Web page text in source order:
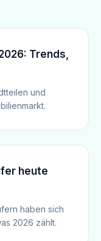
Trends,
und
heute
haben sich
2026 zählt.